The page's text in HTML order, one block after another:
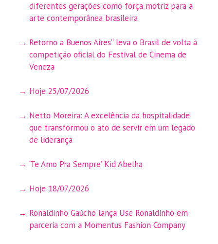
diferentes gerações como força motriz para a
arte contemporânea brasileira
Retorno a Buenos Aires” leva o Brasil de volta à
competição oficial do Festival de Cinema de
Veneza
Hoje 25/07/2026
Netto Moreira: A excelência da hospitalidade
que transformou o ato de servir em um legado
de liderança
‘Te Amo Pra Sempre’ Kid Abelha
Hoje 18/07/2026
Ronaldinho Gaúcho lança Use Ronaldinho em
parceria com a Momentus Fashion Company